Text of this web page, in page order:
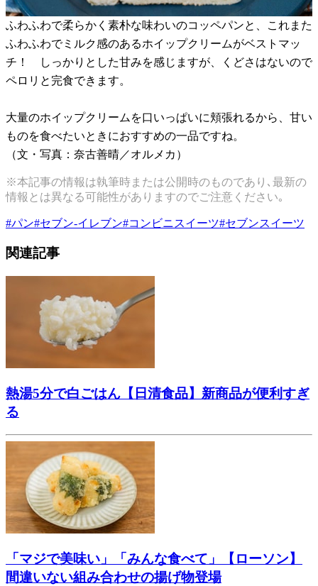
ふわふわで柔らかく素朴な味わいのコッペパンと、これまた
ふわふわでミルク感のあるホイップクリームがベストマッ
チ！ しっかりとした甘みを感じますが、くどさはないので
ペロリと完食できます。
大量のホイップクリームを口いっぱいに頬張れるから、甘い
ものを食べたいときにおすすめの一品ですね。
（文・写真：奈古善晴／オルメカ）
※本記事の情報は執筆時または公開時のものであり､最新の
情報とは異なる可能性がありますのでご注意ください｡
#パン#セブン-イレブン#コンビニスイーツ#セブンスイーツ
関連記事
熱湯5分で白ごはん【日清食品】新商品が便利すぎ
る
「マジで美味い」「みんな食べて」【ローソン】
間違いない組み合わせの揚げ物登場